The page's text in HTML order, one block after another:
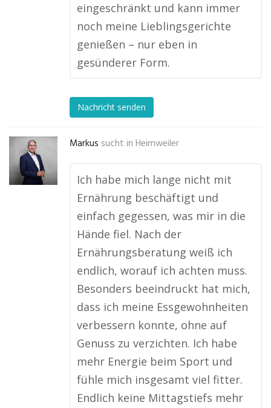
eingeschränkt und kann immer
noch meine Lieblingsgerichte
genießen – nur eben in
gesünderer Form.
Nachricht senden
Markus sucht in Heimweiler
Ich habe mich lange nicht mit
Ernährung beschäftigt und
einfach gegessen, was mir in die
Hände fiel. Nach der
Ernährungsberatung weiß ich
endlich, worauf ich achten muss.
Besonders beeindruckt hat mich,
dass ich meine Essgewohnheiten
verbessern konnte, ohne auf
Genuss zu verzichten. Ich habe
mehr Energie beim Sport und
fühle mich insgesamt viel fitter.
Endlich keine Mittagstiefs mehr